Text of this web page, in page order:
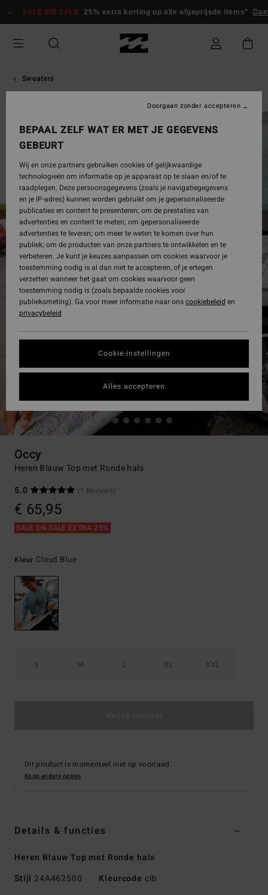
naar
SALE ON SALE 25% extra korting op alle afgeprijsde items*
Sweaters
Occy
Heren Blauw Top met Ronde hals
5.0
(1 Reviews)
€ 65,95
SALE ON SALE EXTRA 25%
Kleur Cloud Blue
S M L XL XXL
Dit product is momenteel niet op voorraad.
Koop andere opties
Details & functies
Heren Blauw Top met Ronde hals
Stijl 24A462500 Kleurcode clb
BEPAAL ZELF WAT ER MET JE GEGEVENS
GEBEURT
Wij en onze partners gebruiken cookies of gelijkwaardige
technologieën om informatie op je apparaat op te slaan en/of te
raadplegen. Deze persoonsgegevens (zoals je navigatiegegevens
en je IP-adres) kunnen worden gebruikt om je gepersonaliseerde
publicaties en content te presenteren; om de prestaties van
advertenties en content te meten; om gepersonaliseerde
advertenties te leveren; om meer te weten te komen over hun
publiek; om de producten van onze partners te ontwikkelen en te
verbeteren. Je kunt je keuzes aanpassen om cookies waarvoor je
toestemming nodig is al dan niet te accepteren, of je ertegen
verzetten wanneer het gaat om cookies waarvoor geen
toestemming nodig is (zoals bepaalde cookies voor
publieksmeting). Ga voor meer informatie naar onscookiebeleid en
privacybeleid
Cookie-instellingen
Doorgaan zonder accepteren
Alles accepteren